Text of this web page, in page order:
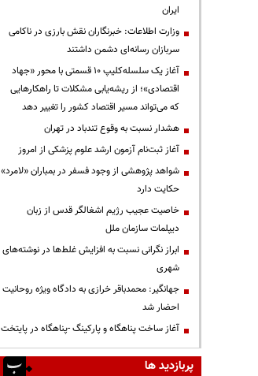
ایران
وزارت اطلاعات: خبرنگاران نقش بارزی در ناکامی
سربازان رسانه‌ای دشمن داشتند
آغاز یک سلسله‌کلیپ ۱۰ قسمتی با محور «جهاد
اقتصادی»؛ از ریشه‌یابی مشکلات تا راهکارهایی
که می‌تواند مسیر اقتصاد کشور را تغییر دهد
هشدار نسبت به وقوع تندباد در تهران
آغاز ثبت‌نام آزمون ارشد علوم پزشکی از امروز
شواهد پژوهشی از وجود فسفر در بمباران «لامرد»
حکایت دارد
خاصیت عجیب رژیم اشغالگر قدس از زبان
دیپلمات سازمان ملل
ابراز نگرانی نسبت به افزایش غلط‌ها در نوشته‌های
شهری
جهانگیر: محمدباقر خرازی به دادگاه ویژه روحانیت
احضار شد
آغاز ساخت پناهگاه و پارکینگ -پناهگاه در پایتخت
پربازدید ها